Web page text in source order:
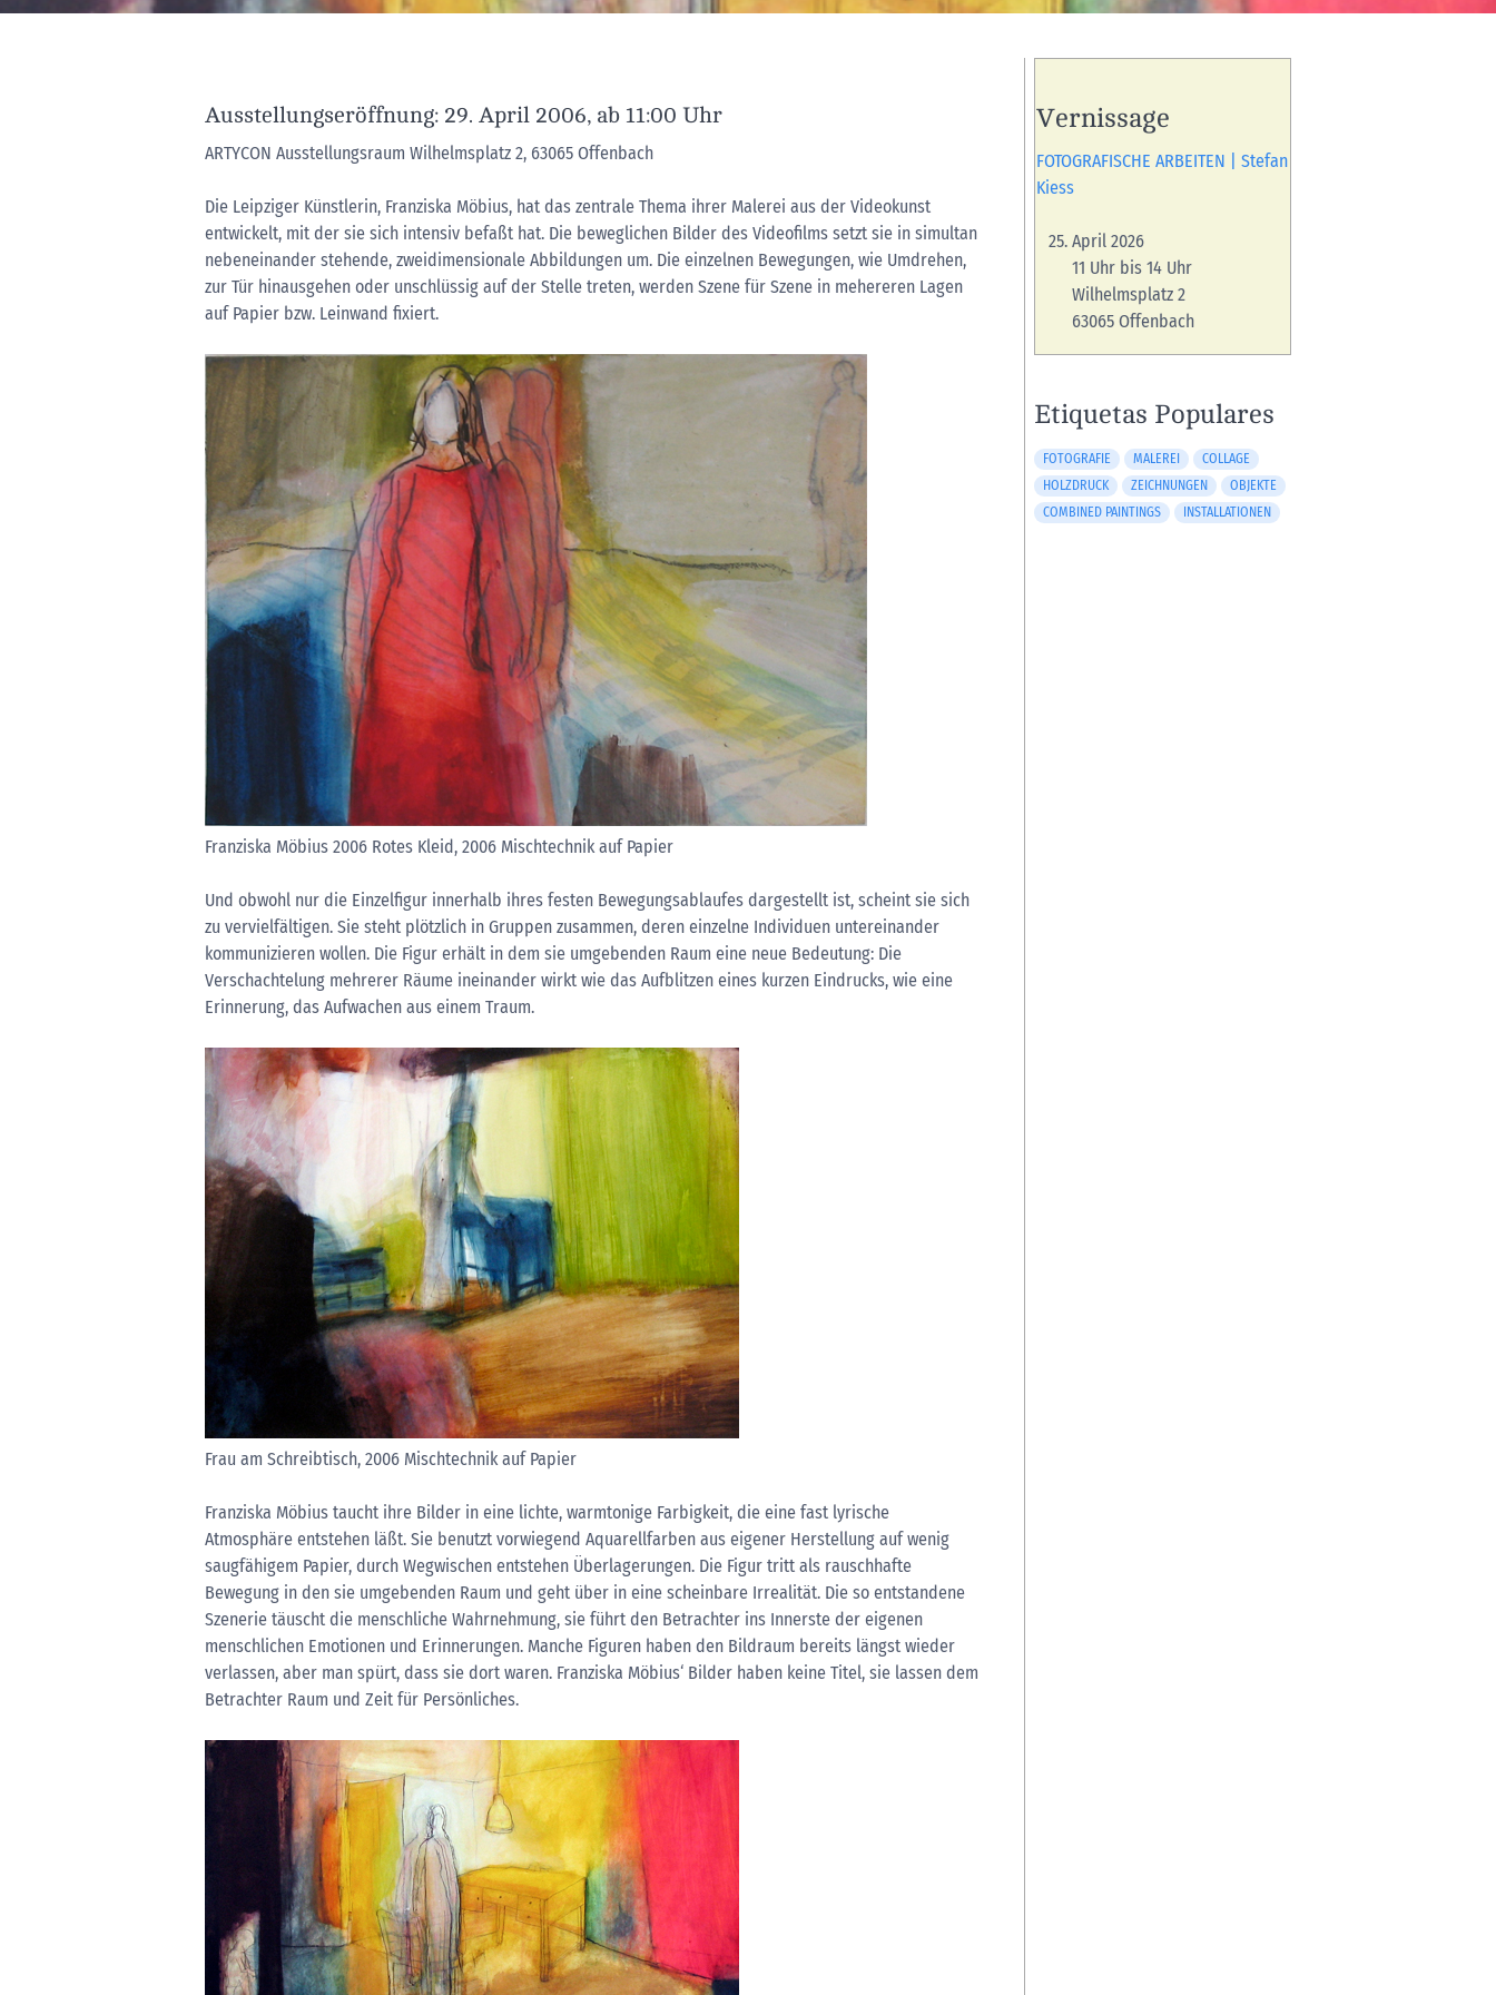
Ausstellungseröffnung: 29. April 2006, ab 11:00 Uhr
ARTYCON Ausstellungsraum Wilhelmsplatz 2, 63065 Offenbach
Die Leipziger Künstlerin, Franziska Möbius, hat das zentrale Thema ihrer Malerei aus der Videokunst
entwickelt, mit der sie sich intensiv befaßt hat. Die beweglichen Bilder des Videofilms setzt sie in simultan
nebeneinander stehende, zweidimensionale Abbildungen um. Die einzelnen Bewegungen, wie Umdrehen,
zur Tür hinausgehen oder unschlüssig auf der Stelle treten, werden Szene für Szene in mehereren Lagen
auf Papier bzw. Leinwand fixiert.
Franziska Möbius 2006 Rotes Kleid, 2006 Mischtechnik auf Papier
Und obwohl nur die Einzelfigur innerhalb ihres festen Bewegungsablaufes dargestellt ist, scheint sie sich
zu vervielfältigen. Sie steht plötzlich in Gruppen zusammen, deren einzelne Individuen untereinander
kommunizieren wollen. Die Figur erhält in dem sie umgebenden Raum eine neue Bedeutung: Die
Verschachtelung mehrerer Räume ineinander wirkt wie das Aufblitzen eines kurzen Eindrucks, wie eine
Erinnerung, das Aufwachen aus einem Traum.
Frau am Schreibtisch, 2006 Mischtechnik auf Papier
Franziska Möbius taucht ihre Bilder in eine lichte, warmtonige Farbigkeit, die eine fast lyrische
Atmosphäre entstehen läßt. Sie benutzt vorwiegend Aquarellfarben aus eigener Herstellung auf wenig
saugfähigem Papier, durch Wegwischen entstehen Überlagerungen. Die Figur tritt als rauschhafte
Bewegung in den sie umgebenden Raum und geht über in eine scheinbare Irrealität. Die so entstandene
Szenerie täuscht die menschliche Wahrnehmung, sie führt den Betrachter ins Innerste der eigenen
menschlichen Emotionen und Erinnerungen. Manche Figuren haben den Bildraum bereits längst wieder
verlassen, aber man spürt, dass sie dort waren. Franziska Möbius‘ Bilder haben keine Titel, sie lassen dem
Betrachter Raum und Zeit für Persönliches.
Vernissage
FOTOGRAFISCHE ARBEITEN | Stefan
Kiess
April 2026
11 Uhr bis 14 Uhr
Wilhelmsplatz 2
63065 Offenbach
Etiquetas Populares
FOTOGRAFIE MALEREI
COLLAGE
HOLZDRUCK
ZEICHNUNGEN
OBJEKTE
COMBINED PAINTINGS
INSTALLATIONEN